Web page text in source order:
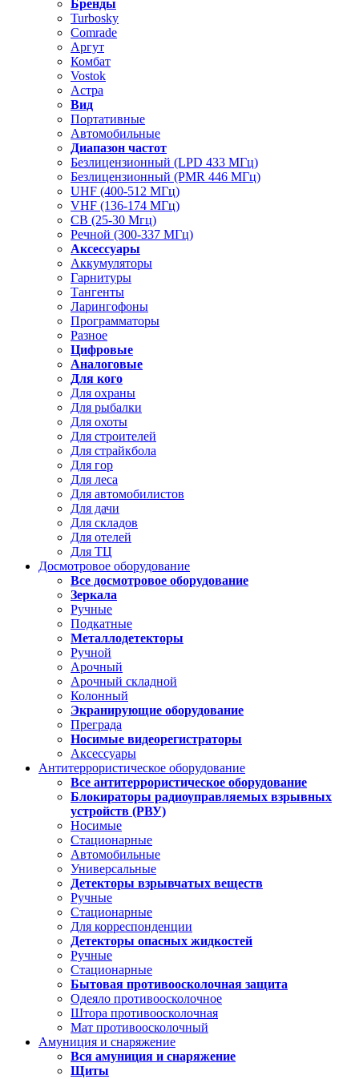
Бренды
Turbosky
Comrade
Аргут
Комбат
Vostok
Астра
Вид
Портативные
Автомобильные
Диапазон частот
Безлицензионный (LPD 433 МГц)
Безлицензионный (PMR 446 МГц)
UHF (400-512 МГц)
VHF (136-174 МГц)
CB (25-30 Мгц)
Речной (300-337 МГц)
Аксессуары
Аккумуляторы
Гарнитуры
Тангенты
Ларингофоны
Программаторы
Разное
Цифровые
Аналоговые
Для кого
Для охраны
Для рыбалки
Для охоты
Для строителей
Для страйкбола
Для гор
Для леса
Для автомобилистов
Для дачи
Для складов
Для отелей
Для ТЦ
Досмотровое оборудование
Все досмотровое оборудование
Зеркала
Ручные
Подкатные
Металлодетекторы
Ручной
Арочный
Арочный складной
Колонный
Экранирующие оборудование
Преграда
Носимые видеорегистраторы
Аксессуары
Антитеррористическое оборудование
Все антитеррористическое оборудование
Блокираторы радиоуправляемых взрывных
устройств (РВУ)
Носимые
Стационарные
Автомобильные
Универсальные
Детекторы взрывчатых веществ
Ручные
Стационарные
Для корреспонденции
Детекторы опасных жидкостей
Ручные
Стационарные
Бытовая противоосколочная защита
Одеяло противоосколочное
Штора противоосколочная
Мат противоосколочный
Амуниция и снаряжение
Вся амуниция и снаряжение
Щиты